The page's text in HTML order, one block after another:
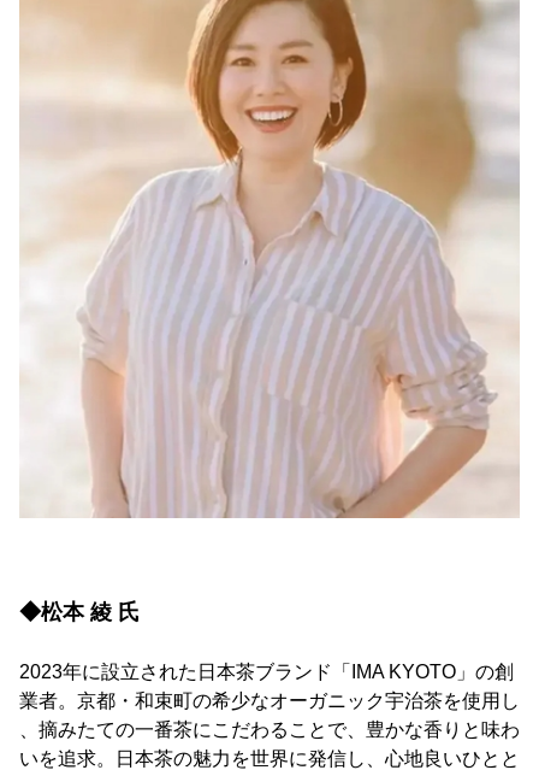
◆松本 綾 氏
2023年に設立された日本茶ブランド「IMA KYOTO」の創
業者。京都・和束町の希少なオーガニック宇治茶を使用し
、摘みたての一番茶にこだわることで、豊かな香りと味わ
いを追求。日本茶の魅力を世界に発信し、心地良いひとと